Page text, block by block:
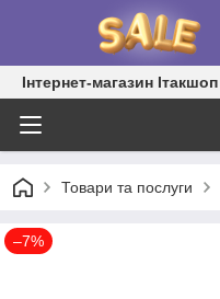
Інтернет-магазин Ітакшоп
Товари та послуги
–7%